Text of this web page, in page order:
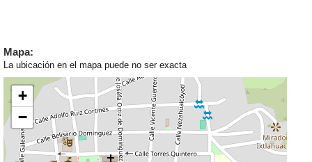
Mapa:
La ubicación en el mapa puede no ser exacta
+
−